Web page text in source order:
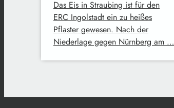
Das Eis in Straubing ist für den
ERC Ingolstadt ein zu heißes
Pflaster gewesen. Nach der
Niederlage gegen Nürnberg am …